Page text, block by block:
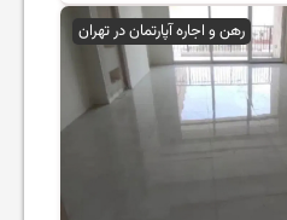
رهن و اجاره آپارتمان در تهران